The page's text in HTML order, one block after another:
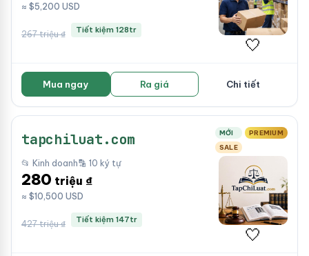
≈ $5,200 USD
267 triệu ₫ Tiết kiệm 128tr
🤍
Mua ngay Ra giá Chi tiết
tapchiluat.com MỚI
PREMIUM
SALE
📂 Kinh doanh🔡 10 ký tự
280 triệu ₫
≈ $10,500 USD
427 triệu ₫ Tiết kiệm 147tr
🤍